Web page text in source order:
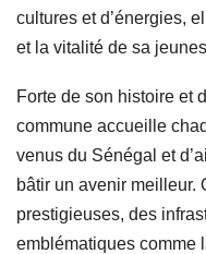
cultures et d’énergies,
et la vitalité de sa
Forte de son histoire et
commune accueille
venus du Sénégal et
bâtir un avenir meilleur.
prestigieuses, des
emblématiques comme